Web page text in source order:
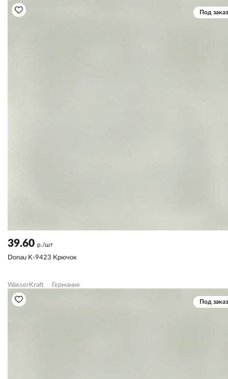
Под заказ
39.60 р./шт
Donau K-9423 Крючок
WasserKraft Германия
Под заказ